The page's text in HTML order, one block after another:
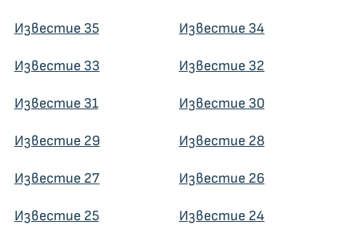
Известие 35 Известие 34
Известие 33 Известие 32
Известие 31 Известие 30
Известие 29 Известие 28
Известие 27 Известие 26
Известие 25 Известие 24